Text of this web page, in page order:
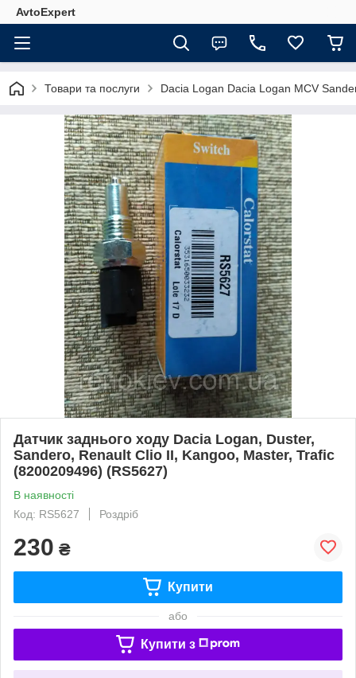
AvtoExpert
Товари та послуги Dacia Logan Dacia Logan MCV
Датчик заднього ходу Dacia Logan, Duster,
Sandero, Renault Clio II, Kangoo, Master, Trafic
(8200209496) (RS5627)
В наявності
Код: RS5627
Роздріб
230 ₴
Купити
або
Купити з